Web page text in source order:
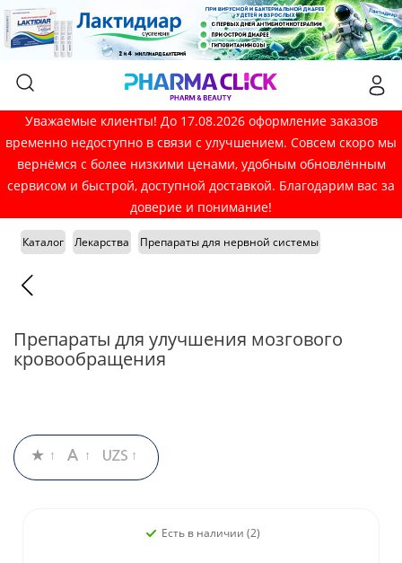
Уважаемые клиенты! До 17.08.2026 оформление заказов
временно недоступно в связи с улучшением. Совсем скоро мы
вернёмся с более низкими ценами, удобным обновлённым
сервисом и быстрой, доступной доставкой. Благодарим вас за
доверие и понимание!
Каталог Лекарства Препараты для нервной системы
Препараты для улучшения мозгового
кровообращения
Есть в наличии (2)